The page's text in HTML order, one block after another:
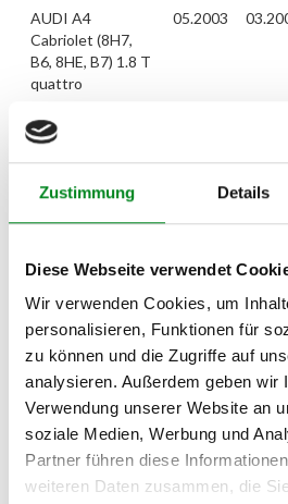
Zustimmung Details
Diese Webseite verwendet
Wir verwenden Cookies, um
personalisieren, Funktionen für
zu können und die Zugriffe auf
analysieren. Außerdem geben wir
Verwendung unserer Website an
soziale Medien, Werbung und
Partner führen diese
weiteren Daten zusammen, die
AUDI A4
Cabriolet (8H7,
B6, 8HE, B7) 1.8 T
quattro
05.2003
AUDI A4 (8EC,
B7) 1.8 T
AUDI A4 (8EC,
B7) 1.8 T quattro
11.2004
(8ED, B7) 1.8 T
AUDI A4 Avant
(8ED, B7) 1.8 T
quattro
11.2004
AUDI A6 (4B, C5)
1.8 T
01.1997
AUDI A6 (4B, C5)
1.8 T
01.1997